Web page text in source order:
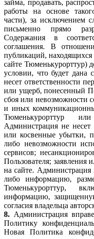
займа, продавать,
работы на основе
части), за исключением
письменно прямо
Содержания в
соглашения. В
публикаций,
сайте Тюменькурорттур)
условии, что будет дана
несет ответственности
или ущерб, понесенный
сбоя или невозможности
и иных
Тюменькурорттур
Администрация не
или косвенные убытки,
либо невозможности
сервисов;
Пользователя; заявления
на сайте. Администрация
либо информацию,
Тюменькурорттур,
информацию,
согласия владельца
8. Администрация
Политику
Новая Политика